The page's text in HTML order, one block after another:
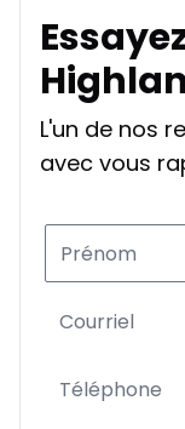
L'un de nos
avec vous